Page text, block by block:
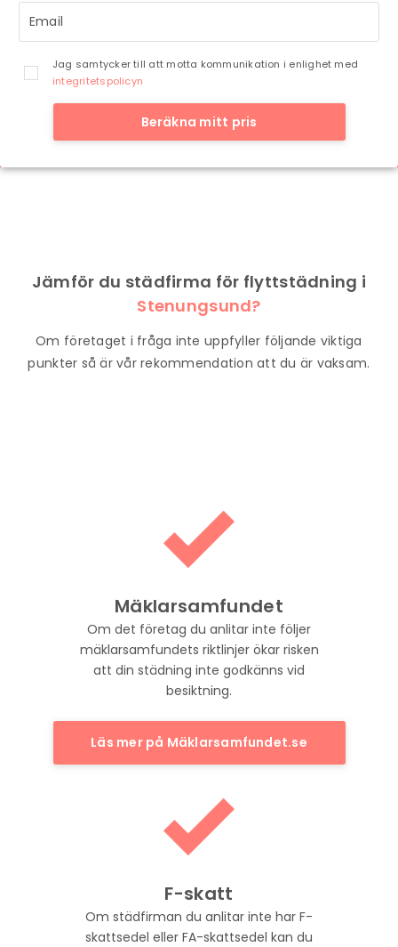
Jag samtycker till att motta kommunikation i enlighet med
integritetspolicyn
Beräkna mitt pris
Jämför du städfirma för flyttstädning i
Stenungsund?
Om företaget i fråga inte uppfyller följande viktiga
punkter så är vår rekommendation att du är vaksam.
Mäklarsamfundet
Om det företag du anlitar inte följer
mäklarsamfundets riktlinjer ökar risken
att din städning inte godkänns vid
besiktning.
Läs mer på Mäklarsamfundet.se
F-skatt
Om städfirman du anlitar inte har F-
skattsedel eller FA-skattsedel kan du